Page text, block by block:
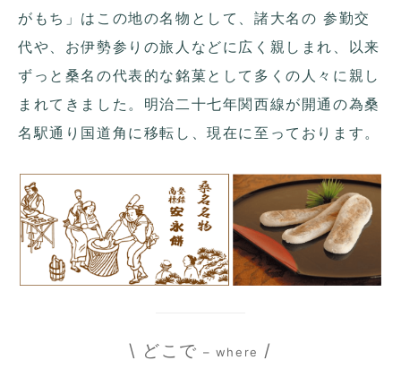
がもち」はこの地の名物として、諸大名の 参勤交
代や、お伊勢参りの旅人などに広く親しまれ、以来
ずっと桑名の代表的な銘菓として多くの人々に親し
まれてきました。明治二十七年関西線が開通の為桑
名駅通り国道角に移転し、現在に至っております。
\ どこで – where /